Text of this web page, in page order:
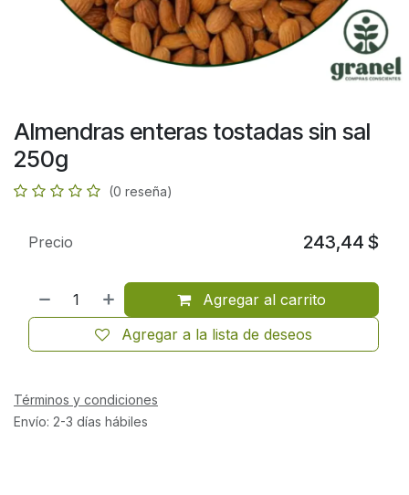
Almendras enteras tostadas sin sal
250g
(0 reseña)
Agregar al carrito
Agregar a la lista de deseos
Precio 243,44 $
Términos y condiciones
Envío: 2-3 días hábiles